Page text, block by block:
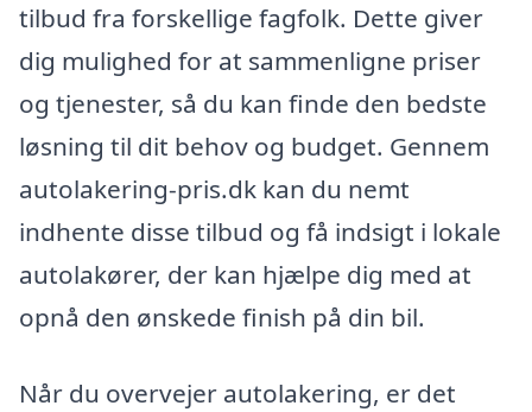
tilbud fra forskellige fagfolk. Dette giver
dig mulighed for at sammenligne priser
og tjenester, så du kan finde den bedste
løsning til dit behov og budget. Gennem
autolakering-pris.dk kan du nemt
indhente disse tilbud og få indsigt i lokale
autolakører, der kan hjælpe dig med at
opnå den ønskede finish på din bil.
Når du overvejer autolakering, er det